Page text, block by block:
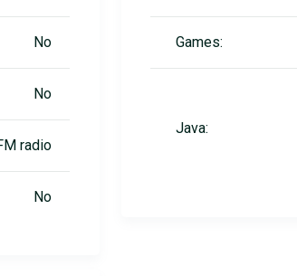
No
No
radio
No
Games:
Java: